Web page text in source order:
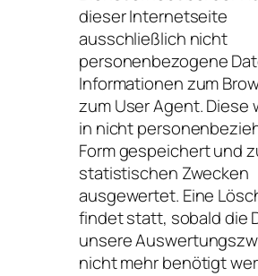
dieser Internetseite
ausschließlich nicht
personenbezogene
Informationen zum
zum User Agent. Diese
in nicht
Form gespeichert und
statistischen Zwecken
ausgewertet. Eine
findet statt, sobald die
unsere
nicht mehr benötigt